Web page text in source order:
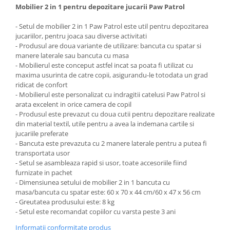
Bariere si protectie laterala pat
Bariere de protectie pat
Porti de siguranta
Carusele patut
Costum carnaval copii
Covoare copii
Dulap si cutii depozitare jucarii
Fotolii copii
Lampi de veghe
Mobilier Birou
Sac de dormit copii
Sac de dormit 60 cm
Sac de dormit 70 cm
Sac de dormit 80 cm
Sac de dormit 90 cm
Mobilier 2 in 1 pentru depozitare jucarii Paw Patrol
- Setul de mobilier 2 in 1 Paw Patrol este util pentru depozitarea
jucariilor, pentru joaca sau diverse activitati
- Produsul are doua variante de utilizare: bancuta cu spatar si
manere laterale sau bancuta cu masa
- Mobilierul este conceput astfel incat sa poata fi utilizat cu
maxima usurinta de catre copii, asigurandu-le totodata un grad
ridicat de confort
- Mobilierul este personalizat cu indragitii catelusi Paw Patrol si
arata excelent in orice camera de copil
- Produsul este prevazut cu doua cutii pentru depozitare realizate
din material textil, utile pentru a avea la indemana cartile si
jucariile preferate
- Bancuta este prevazuta cu 2 manere laterale pentru a putea fi
transportata usor
- Setul se asambleaza rapid si usor, toate accesoriile fiind
furnizate in pachet
- Dimensiunea setului de mobilier 2 in 1 bancuta cu
masa/bancuta cu spatar este: 60 x 70 x 44 cm/60 x 47 x 56 cm
- Greutatea produsului este: 8 kg
- Setul este recomandat copiilor cu varsta peste 3 ani
Informatii conformitate produs